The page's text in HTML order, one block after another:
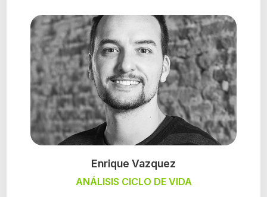
Enrique Vazquez
ANÁLISIS CICLO DE VIDA